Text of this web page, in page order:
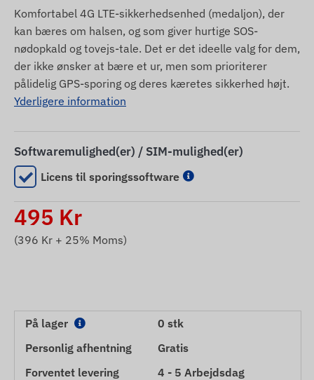
Komfortabel 4G LTE-sikkerhedsenhed (medaljon), der
kan bæres om halsen, og som giver hurtige SOS-
nødopkald og tovejs-tale. Det er det ideelle valg for dem,
der ikke ønsker at bære et ur, men som prioriterer
pålidelig GPS-sporing og deres kæretes sikkerhed højt.
Yderligere information
Softwaremulighed(er) / SIM-mulighed(er)
Licens til sporingssoftware
495 Kr
(396 Kr + 25% Moms)
På lager
0 stk
Personlig afhentning
Gratis
Forventet levering
4 - 5 Arbejdsdag